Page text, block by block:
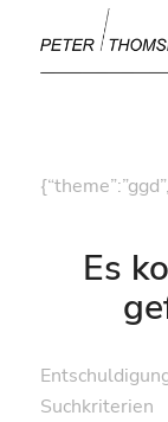
Es
Suchkriterien